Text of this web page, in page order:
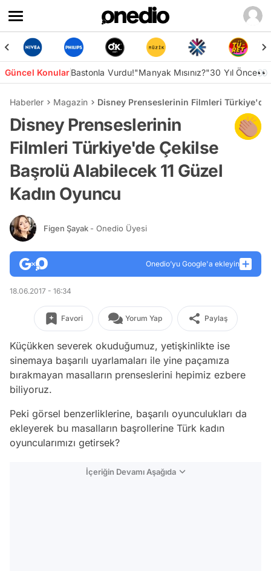
Güncel KonularBastonla Vurdu!"Manyak Mısınız?"30 Yıl Önce👀
Haberler Magazin Disney Prenseslerinin Filmleri Türkiye'de
Disney Prenseslerinin
Filmleri Türkiye'de Çekilse
Başrolü Alabilecek 11 Güzel
Kadın Oyuncu
Figen Şayak - Onedio Üyesi
Onedio’yu Google'a ekleyin
18.06.2017 - 16:34
Favori Yorum Yap Paylaş
Küçükken severek okuduğumuz, yetişkinlikte ise
sinemaya başarılı uyarlamaları ile yine paçamıza
bırakmayan masalların prenseslerini hepimiz ezbere
biliyoruz.
Peki görsel benzerliklerine, başarılı oyunculukları da
ekleyerek bu masalların başrollerine Türk kadın
oyuncularımızı getirsek?
İçeriğin Devamı Aşağıda